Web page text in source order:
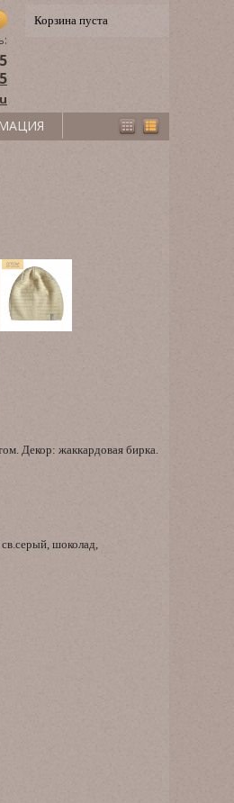
Декор: жаккардовая бирка.
шоколад,
Корзина пуста